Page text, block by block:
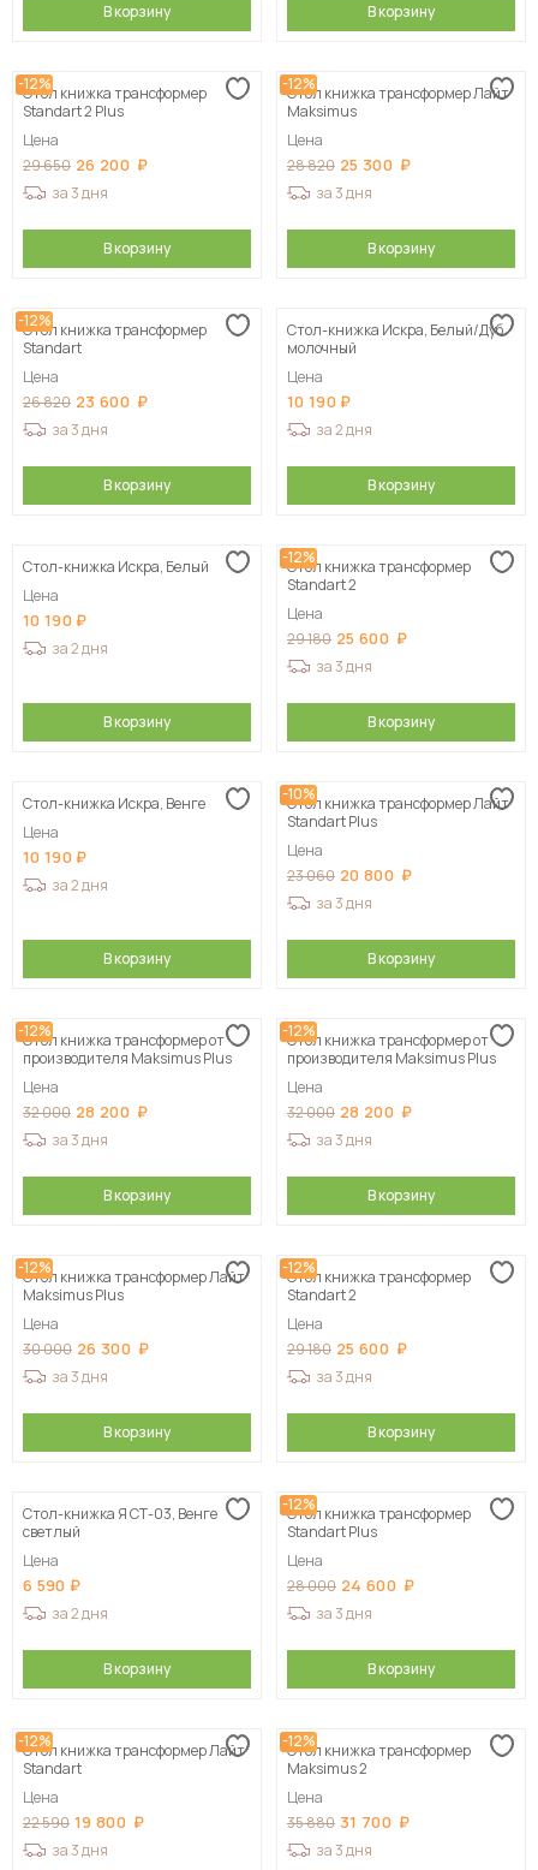
В корзину В корзину
-12%
Стол книжка трансформер
Standart 2 Plus
Цена
29 650 26 200
за 3 дня
В корзину
-12%
Стол книжка трансформер Лайт
Maksimus
Цена
28 820 25 300
за 3 дня
В корзину
-12%
Стол книжка трансформер
Standart
Цена
26 820 23 600
за 3 дня
В корзину
Стол-книжка Искра, Белый/Дуб
молочный
Цена
10 190
за 2 дня
В корзину
Стол-книжка Искра, Белый
Цена
10 190
за 2 дня
В корзину
-12%
Стол книжка трансформер
Standart 2
Цена
29 180 25 600
за 3 дня
В корзину
Стол-книжка Искра, Венге
Цена
10 190
за 2 дня
В корзину
-10%
Стол книжка трансформер Лайт
Standart Plus
Цена
23 060 20 800
за 3 дня
В корзину
-12%
Стол книжка трансформер от
производителя Maksimus Plus
Цена
32 000 28 200
за 3 дня
В корзину
-12%
Стол книжка трансформер от
производителя Maksimus Plus
Цена
32 000 28 200
за 3 дня
В корзину
-12%
Стол книжка трансформер Лайт
Maksimus Plus
Цена
30 000 26 300
за 3 дня
В корзину
-12%
Стол книжка трансформер
Standart 2
Цена
29 180 25 600
за 3 дня
В корзину
Стол-книжка Я СТ-03, Венге
светлый
Цена
6 590
за 2 дня
В корзину
-12%
Стол книжка трансформер
Standart Plus
Цена
28 000 24 600
за 3 дня
В корзину
-12%
Стол книжка трансформер Лайт
Standart
Цена
22 590 19 800
за 3 дня
-12%
Стол книжка трансформер
Maksimus 2
Цена
35 880 31 700
за 3 дня